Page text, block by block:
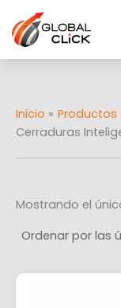
contenido
s
t
o
Inicio Productos
Cerraduras
Mostrando el